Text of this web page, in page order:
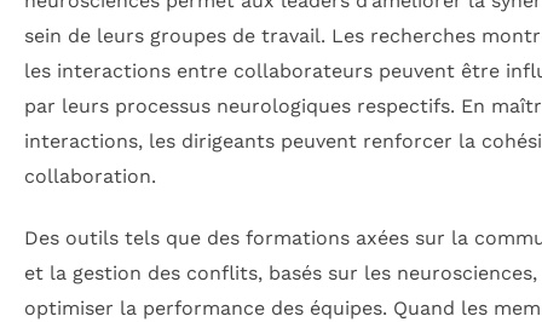
sein de leurs groupes de travail. Les recherches
les interactions entre collaborateurs peuvent être
par leurs processus neurologiques respectifs. En
interactions, les dirigeants peuvent renforcer la
collaboration.
Des outils tels que des formations axées sur la
et la gestion des conflits, basés sur les
optimiser la performance des équipes. Quand les